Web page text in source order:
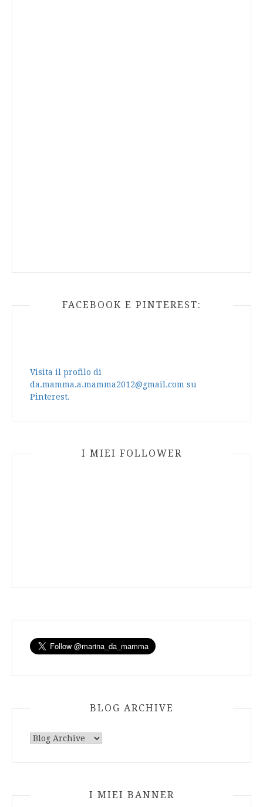
FACEBOOK E PINTEREST:
Visita il profilo di
da.mamma.a.mamma2012@gmail.com su
Pinterest.
I MIEI FOLLOWER
BLOG ARCHIVE
I MIEI BANNER